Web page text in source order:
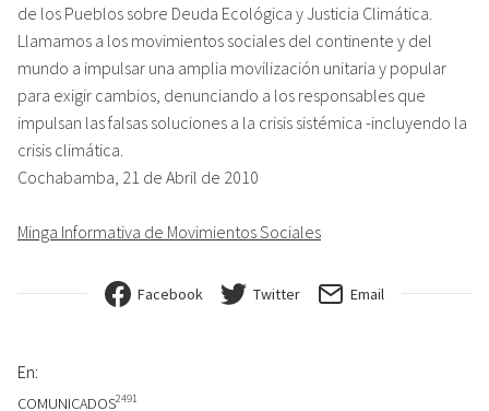
de los Pueblos sobre Deuda Ecológica y Justicia Climática.
Llamamos a los movimientos sociales del continente y del
mundo a impulsar una amplia movilización unitaria y popular
para exigir cambios, denunciando a los responsables que
impulsan las falsas soluciones a la crisis sistémica -incluyendo la
crisis climática.
Cochabamba, 21 de Abril de 2010
Minga Informativa de Movimientos Sociales
Facebook Twitter Email
En:
COMUNICADOS2491